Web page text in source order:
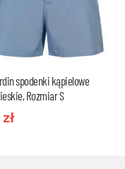
spodenki kąpielowe
Rozmiar S